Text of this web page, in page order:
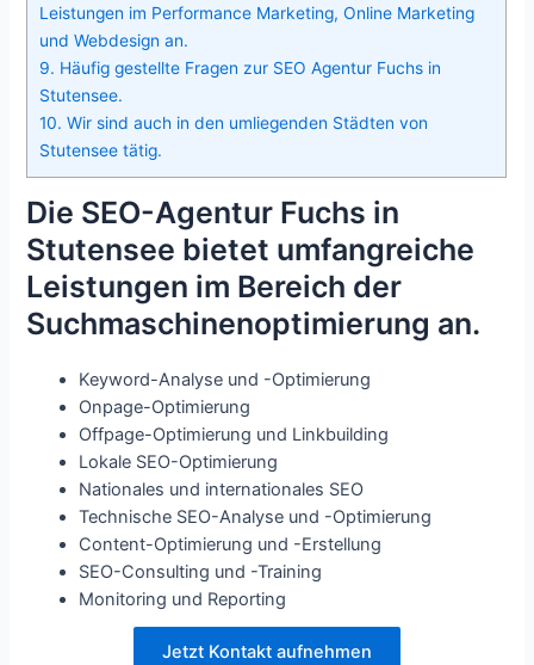
Leistungen im Performance Marketing, Online Marketing
und Webdesign an.
9. Häufig gestellte Fragen zur SEO Agentur Fuchs in
Stutensee.
10. Wir sind auch in den umliegenden Städten von
Stutensee tätig.
Die SEO-Agentur Fuchs in
Stutensee bietet umfangreiche
Leistungen im Bereich der
Suchmaschinenoptimierung an.
Keyword-Analyse und -Optimierung
Onpage-Optimierung
Offpage-Optimierung und Linkbuilding
Lokale SEO-Optimierung
Nationales und internationales SEO
Technische SEO-Analyse und -Optimierung
Content-Optimierung und -Erstellung
SEO-Consulting und -Training
Monitoring und Reporting
Jetzt Kontakt aufnehmen